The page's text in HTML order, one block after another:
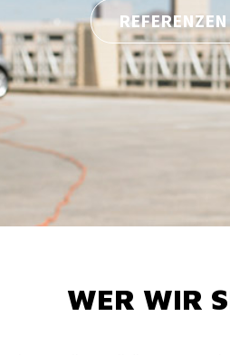
REFERENZEN
WER WIR